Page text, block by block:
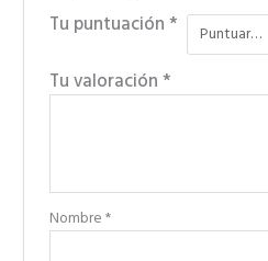
Tu puntuación*
Tu valoración*
Nombre*